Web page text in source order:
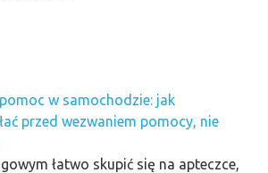
w samochodzie: jak
przed wezwaniem pomocy, nie
łatwo skupić się na apteczce,